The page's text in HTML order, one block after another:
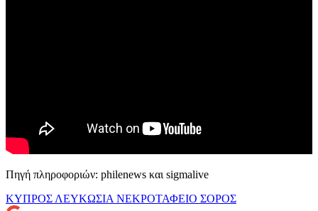
Πηγή πληροφοριών: philenews και sigmalive
ΚΥΠΡΟΣ ΛΕΥΚΩΣΙΑ ΝΕΚΡΟΤΑΦΕΙΟ ΣΟΡΟΣ